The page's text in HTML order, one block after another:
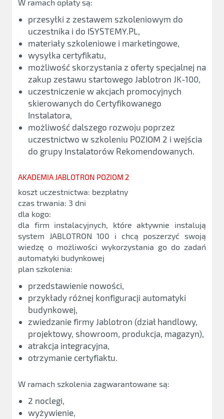
W ramach opłaty są:
przesyłki z zestawem szkoleniowym do
uczestnika i do ISYSTEMY.PL,
materiały szkoleniowe i marketingowe,
wysyłka certyfikatu,
możliwość skorzystania z oferty specjalnej na
zakup zestawu startowego Jablotron JK-100,
uczestniczenie w akcjach promocyjnych
skierowanych do Certyfikowanego
Instalatora,
możliwość dalszego rozwoju poprzez
uczestnictwo w szkoleniu POZIOM 2 i wejścia
do grupy Instalatorów Rekomendowanych.
AKADEMIA JABLOTRON POZIOM 2
koszt uczestnictwa: bezpłatny
czas trwania: 3 dni
dla kogo:
dla firm instalacyjnych, które aktywnie instalują
system JABLOTRON 100 i chcą poszerzyć swoją
wiedzę o możliwości wykorzystania go do zadań
automatyki budynkowej
plan szkolenia:
przedstawienie nowości,
przykłady różnej konfiguracji automatyki
budynkowej,
zwiedzanie firmy Jablotron (dział handlowy,
projektowy, showroom, produkcja, magazyn),
atrakcja integracyjna,
otrzymanie certyfiaktu.
W ramach szkolenia zagwarantowane są:
2 noclegi,
wyżywienie,